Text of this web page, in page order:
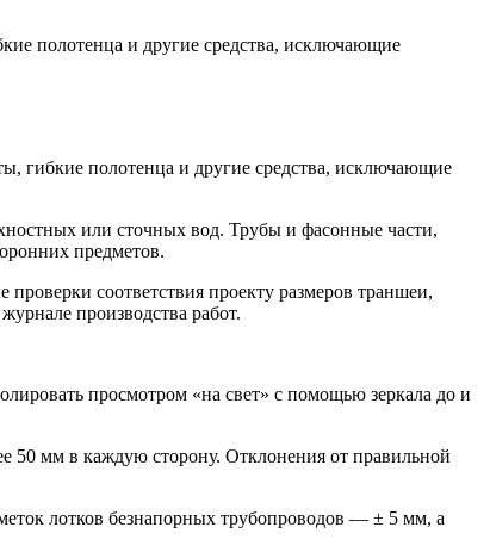
полотенца и другие средства, исключающие
гибкие полотенца и другие средства, исключающие
или сточных вод. Трубы и фасонные части,
предметов.
соответствия проекту размеров траншеи,
производства работ.
просмотром «на свет» с помощью зеркала до и
50 мм в каждую сторону. Отклонения от правильной
лотков безнапорных трубопроводов — ± 5 мм, а